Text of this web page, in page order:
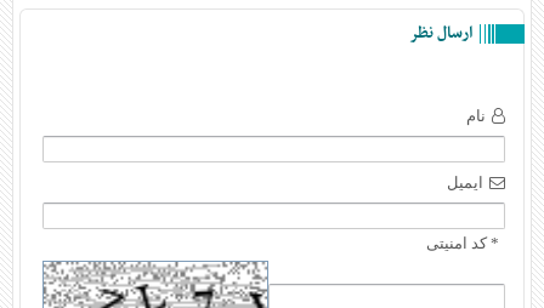
ارسال نظر
نام
ایمیل
* کد امنیتی